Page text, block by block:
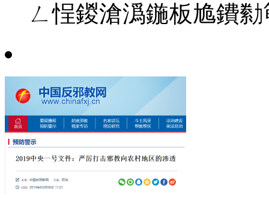
ㄥ悜鍐滄潙鍦板尯鐨